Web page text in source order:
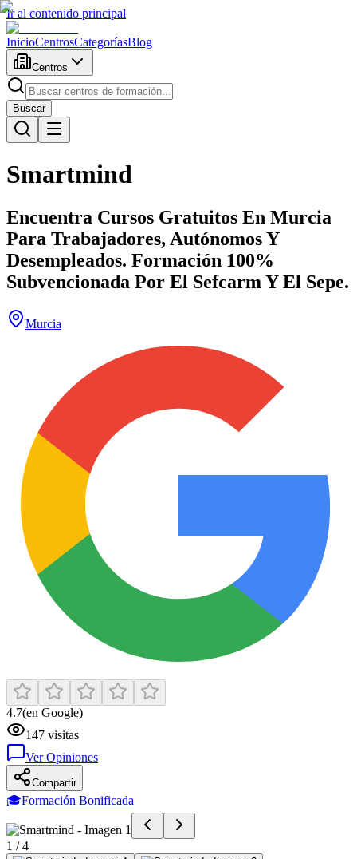
Ir al contenido principal
InicioCentrosCategoríasBlog
Centros
Buscar
Smartmind
Encuentra Cursos Gratuitos En Murcia
Para Trabajadores, Autónomos Y
Desempleados. Formación 100%
Subvencionada Por El Sefcarm Y El Sepe.
Murcia
4.7(en Google)
147 visitas
Ver Opiniones
Compartir
🎓Formación Bonificada
1 /4